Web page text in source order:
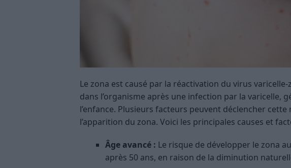
Le zona est causé par la réactivation du virus
dans l’organisme après une infection par la varicelle,
l’enfance. Plusieurs facteurs peuvent déclencher
l’apparition du zona. Voici les principales causes et
Âge avancé : Le risque de développer le zona
après 50 ans, en raison de la diminution